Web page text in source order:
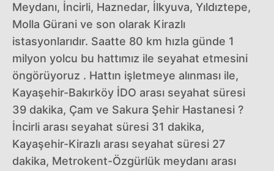
Meydanı, İncirli, Haznedar, İlkyuva, Yıldıztepe,
Molla Gürani ve son olarak Kirazlı
istasyonlarıdır. Saatte 80 km hızla günde 1
milyon yolcu bu hattımız ile seyahat etmesini
öngörüyoruz . Hattın işletmeye alınması ile,
Kayaşehir-Bakırköy İDO arası seyahat süresi
39 dakika, Çam ve Sakura Şehir Hastanesi ?
İncirli arası seyahat süresi 31 dakika,
Kayaşehir-Kirazlı arası seyahat süresi 27
dakika, Metrokent-Özgürlük meydanı arası